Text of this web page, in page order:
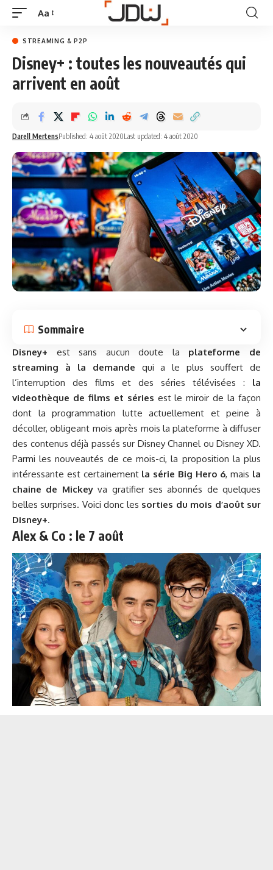
Aa
STREAMING & P2P
Disney+ : toutes les nouveautés qui
arrivent en août
Darell MertensPublished: 4 août 2020Last updated: 4 août 2020
Sommaire
Disney+ est sans aucun doute la plateforme de
streaming à la demande qui a le plus souffert de
l’interruption des films et des séries télévisées : la
videothèque de films et séries est le miroir de la façon
dont la programmation lutte actuellement et peine à
décoller, obligeant mois après mois la plateforme à diffuser
des contenus déjà passés sur Disney Channel ou Disney XD.
Parmi les nouveautés de ce mois-ci, la proposition la plus
intéressante est certainement la série Big Hero 6, mais la
chaine de Mickeyva gratifier ses abonnés de quelques
belles surprises. Voici donc les sorties du mois d’août sur
Disney+.
Alex & Co : le 7 août